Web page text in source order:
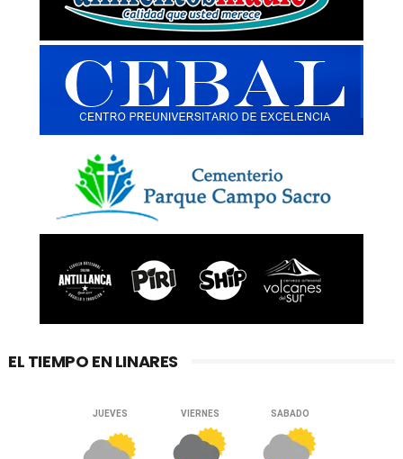
EL TIEMPO EN LINARES